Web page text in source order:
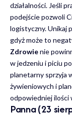
działalności. Jeśli
podejście pozwoli
logistyczny. Unikaj
gdyż może to
Zdrowienie
w jedzeniu i piciu
planetarny sprzyja
żywieniowych i
odpowiedniej ilości
Panna (23